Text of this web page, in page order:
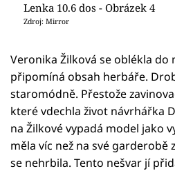
Lenka 10.6 dos - Obrázek 4
Zdroj: Mirror
Veronika Žilková se oblékla do
připomíná obsah herbáře.
staromódně. Přestože
které vdechla život návrhářka
na Žilkové vypadá model jako
měla víc než na své garderobě
se nehrbila. Tento nešvar jí